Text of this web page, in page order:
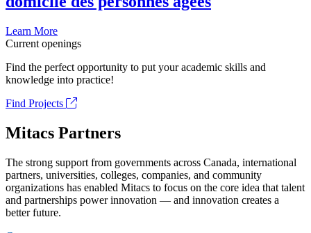
Learn More
Current openings
Find the perfect opportunity to put your academic skills and
knowledge into practice!
Find Projects
Mitacs Partners
The strong support from governments across Canada, international
partners, universities, colleges, companies, and community
organizations has enabled Mitacs to focus on the core idea that talent
and partnerships power innovation — and innovation creates a
better future.